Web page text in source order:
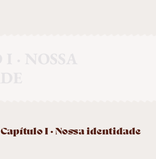
Capítulo I · Nossa identidade